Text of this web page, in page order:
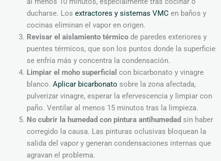
ducharse. Los extractores y sistemas VMC en baños y
cocinas eliminan el vapor en origen.
Revisar el aislamiento térmicode paredes exteriores y
puentes térmicos, que son los puntos donde la superficie
se enfría más y concentra la condensación.
Limpiar el moho superficial con bicarbonato y vinagre
blanco. Aplicar bicarbonato sobre la zona afectada,
pulverizar vinagre, esperar la efervescencia y limpiar con
paño. Ventilar al menos 15 minutos tras la limpieza.
No cubrir la humedad con pintura antihumedad sin haber
corregido la causa. Las pinturas oclusivas bloquean la
salida del vapor y generan condensaciones internas que
agravan el problema.